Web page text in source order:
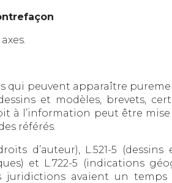
qui peuvent apparaître
et modèles, brevets,
à l’information peut être
référés.
d’auteur), L.521-5 (dessins
et L.722-5 (indications
avaient un